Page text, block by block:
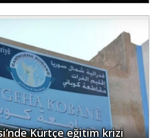
Kürtçe eğitim krizi